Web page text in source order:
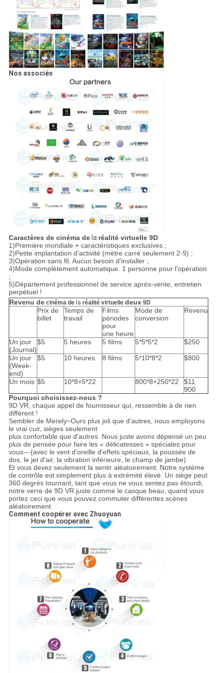
Nos associés
Caractères de cinéma dela réalité virtuelle 9D
1)Première mondiale + caractéristiques exclusives ;
2)Petite implantation d'activité (mètre carré seulement 2-9) ;
3)Opération sans fil. Aucun besoin d'installer ;
4)Mode complètement automatique. 1 personne pour l'opération
;
5)Département professionnel de service après-vente, entretien
perpétuel !
Revenu decinéma dela réalité virtuelle deux9D
Prix de
billet
Temps de
travail
Films
périodes
pour
une heure
Mode de
conversion
Revenu
Un jour
(Journal)
$5 5 heures 5 films 5*5*5*2 $250
Un jour
(Week-
end)
$5 10 heures 8 films 5*10*8*2 $800
Un mois $5 10*8+5*22 800*8+250*22
$11
900
Pourquoi choisissez-nous ?
9D VR, chaque appel de fournisseur qui, ressemble à de rien
différent !
Sembler de Merely~Ours plus joli que d'autres, nous employons
le vrai cuir, sièges seulement
plus confortable que d'autres. Nous juste avons dépensé un peu
plus de pensée pour faire les « délicatesses » spéciales pour
vous---(avec le vent d'oreille d'effets spéciaux, la poussée de
dos, le jet d'air, la vibration inférieure, le champ de jambe)
Et vous devez seulement la sentir aléatoirement. Notre système
de contrôle est simplement plus à extrémité élevé. Un siège peut
360 degrés tournant, tant que vous ne vous sentez pas étourdi,
notre verre de 9D VR juste comme le casque beau, quand vous
portez ceci que vous pouvez commuter différentes scènes
aléatoirement.
Comment coopérer avec Zhuoyuan